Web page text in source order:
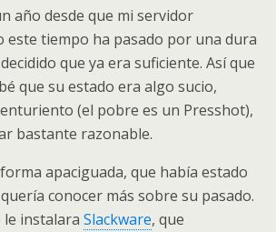
año desde que mi servidor
este tiempo ha pasado por una dura
que ya era suficiente. Así que
que su estado era algo sucio,
(el pobre es un Presshot),
bastante razonable.
apaciguada, que había estado
conocer más sobre su pasado.
instalara Slackware, que